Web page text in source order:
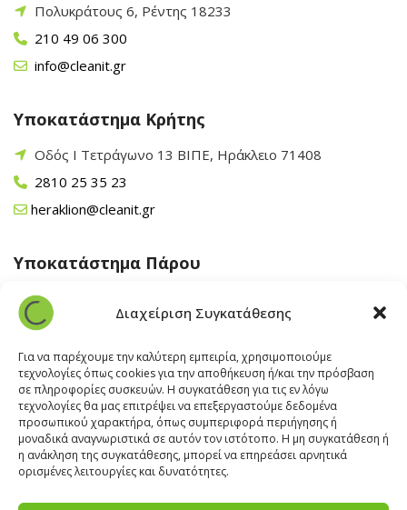
Διαχείριση Συγκατάθεσης
Για να παρέχουμε την καλύτερη εμπειρία, χρησιμοποιούμε
τεχνολογίες όπως cookies για την αποθήκευση ή/και την πρόσβαση
σε πληροφορίες συσκευών. Η συγκατάθεση για τις εν λόγω
τεχνολογίες θα μας επιτρέψει να επεξεργαστούμε δεδομένα
προσωπικού χαρακτήρα, όπως συμπεριφορά περιήγησης ή
μοναδικά αναγνωριστικά σε αυτόν τον ιστότοπο. Η μη συγκατάθεση ή
η ανάκληση της συγκατάθεσης, μπορεί να επηρεάσει αρνητικά
ορισμένες λειτουργίες και δυνατότητες.
Πολυκράτους 6, Ρέντης 18233
210 49 06 300
info@cleanit.gr
Υποκατάστημα Κρήτης
Οδός Ι Τετράγωνο 13 ΒΙΠΕ, Ηράκλειο 71408
2810 25 35 23
heraklion@cleanit.gr
Υποκατάστημα Πάρου
Άγιος Βλάσης Αρχίλοχος, Πάρος 84400
22840 43 163
paros@cleanit.gr
Υποκατάστημα Σαντορίνης
Έξω Γωνία, Σαντορίνη847 00
22860 22322